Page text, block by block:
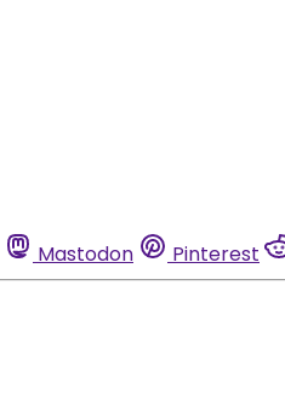
Mastodon Pinterest